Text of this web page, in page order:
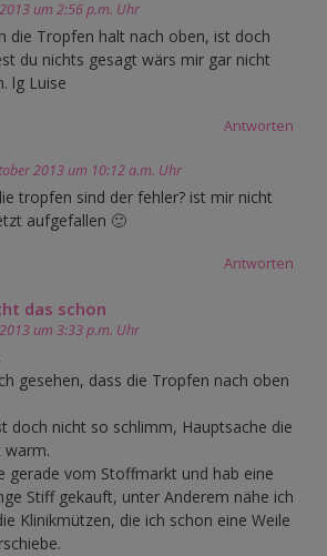
um 2:56 p.m. Uhr
die Tropfen halt nach oben, ist doch
du nichts gesagt wärs mir gar nicht
lg Luise
Antworten
2013 um 10:12 a.m. Uhr
tropfen sind der fehler? ist mir nicht
aufgefallen 🙂
Antworten
das schon
um 3:33 p.m. Uhr
gesehen, dass die Tropfen nach oben
doch nicht so schlimm, Hauptsache die
warm.
gerade vom Stoffmarkt und hab eine
Stiff gekauft, unter Anderem nähe ich
Klinikmützen, die ich schon eine Weile